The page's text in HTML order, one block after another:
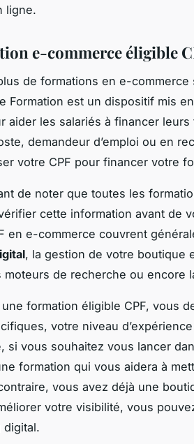
ligne.
e-commerce éligible
de formations en e-commerce
Formation est un dispositif mis
aider les salariés à financer
demandeur d’emploi ou en
votre CPF pour financer votre
de noter que toutes les
cette information avant de
en e-commerce couvrent
, la gestion de votre boutique
moteurs de recherche ou encore
formation éligible CPF, vous
votre niveau
si vous souhaitez vous lancer
formation qui vous aidera à
vous avez déjà une
votre visibilité, vous
digital.